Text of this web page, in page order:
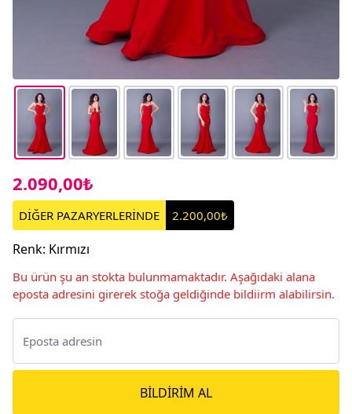
2.090,00₺
DİĞER PAZARYERLERİNDE 2.200,00₺
Renk: Kırmızı
Bu ürün şu an stokta bulunmamaktadır. Aşağıdaki alana
eposta adresini girerek stoğa geldiğinde bildiirm alabilirsin.
BILDIRIM AL